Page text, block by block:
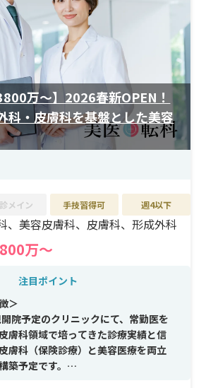
万〜】2026春新OPEN！
科・皮膚科を基盤とした美容
メイン 手技習得可 週4以下
、美容皮膚科、皮膚科、形成外科
万〜
注目ポイント
＞
院予定のクリニックにて、常勤医を
膚科領域で培ってきた診療実績と信
膚科（保険診療）と美容医療を両立
築予定です。